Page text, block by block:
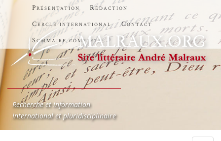
Présentation
Rédaction
Cercle international
Contact
Sommaire complet
Recherche et information
International et pluridisciplinaire